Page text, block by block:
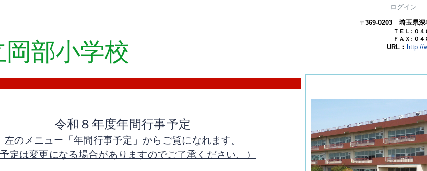
ログイン
部小学校
〒369-0203 埼玉県深
ＴＥＬ: ０４
ＦＡＸ: ０
URL： http://
令和８年度年間行事予定
左のメニュー「年間行事予定」からご覧になれます。
予定は変更になる場合がありますのでご了承ください。）